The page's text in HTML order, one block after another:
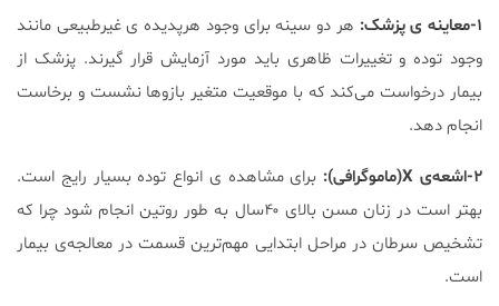
۱-معاینه ی پزشک:
هر دو سینه برای وجود هرپدیده ی غیرطبیعی مانند
وجود توده و تغییرات ظاهری باید مورد آزمایش قرار گیرند. پزشک از
بیمار درخواست می‌کند که با موقعیت متغیر بازوها نشست و برخاست
انجام دهد.
۲-اشعه‌ی X(ماموگرافی): برای مشاهده ی انواع توده بسیار رایج است.
بهتر است در زنان مسن بالای ۴۰سال به طور روتین انجام شود چرا که
تشخیص سرطان در مراحل ابتدایی مهم‌ترین قسمت در معالجه‌ی بیمار
است.